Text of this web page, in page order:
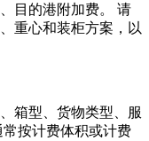
目的港附加费。 请
重心和装柜方案，以
箱型、货物类型、服
按计费体积或计费